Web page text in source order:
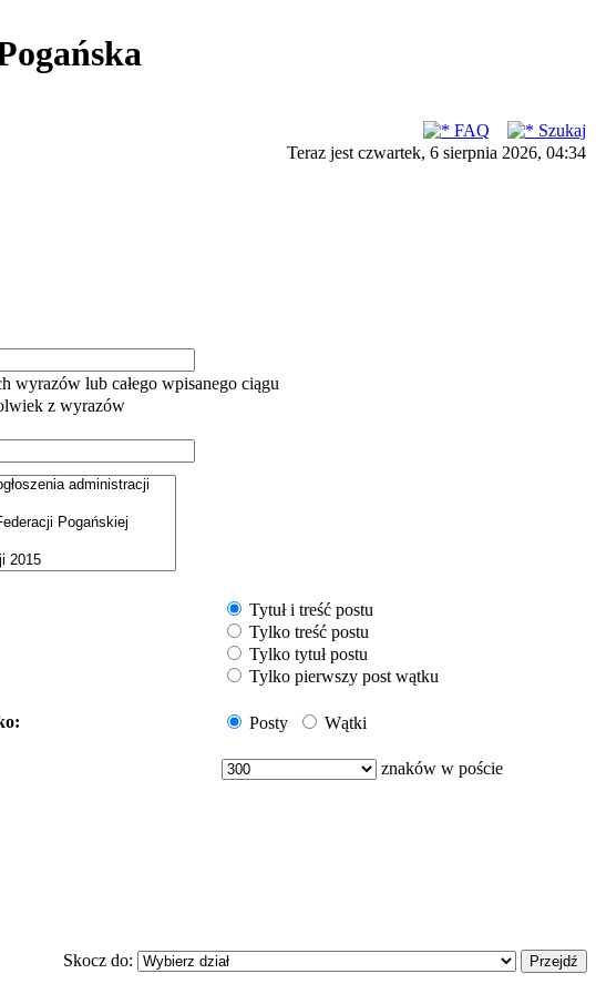
FAQ
Szukaj
Teraz jest czwartek, 6 sierpnia 2026, 04:34
wyrazów lub całego wpisanego ciągu
z wyrazów
Tytuł i treść postu
Tylko treść postu
Tylko tytuł postu
Tylko pierwszy post wątku
Posty Wątki
znaków w poście
Skocz do: